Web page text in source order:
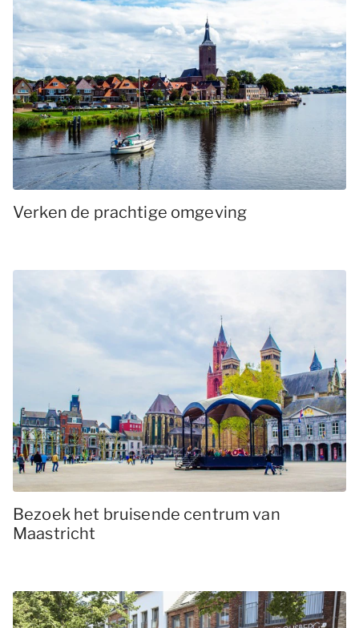
Verken de prachtige omgeving
Bezoek het bruisende centrum van
Maastricht